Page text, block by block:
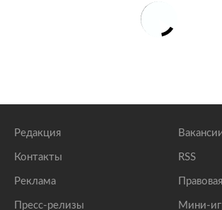
Редакция
Контакты
Реклама
Пресс-релизы
RSS
Мини-